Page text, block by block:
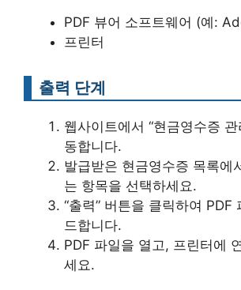
PDF 뷰어 소프트웨어 (예:
프린터
출력 단계
웹사이트에서 “현금영수증 관
동합니다.
발급받은 현금영수증 목록에
는 항목을 선택하세요.
“출력” 버튼을 클릭하여 PDF
드합니다.
PDF 파일을 열고, 프린터에
세요.